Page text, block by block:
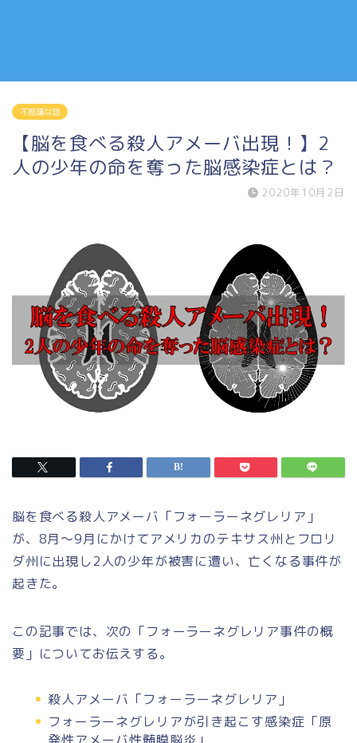
不思議な話
【脳を食べる殺人アメーバ出現！】2
人の少年の命を奪った脳感染症とは？
2020年10月2日
脳を食べる殺人アメーバ 「フォーラーネグレリア」
が、8月～9月にかけてアメリカのテキサス州とフロリ
ダ州に出現し2人の少年が被害に遭い、亡くなる事件が
起きた。
この記事では、次の「フォーラーネグレリア事件の概
要」についてお伝えする。
殺人アメーバ「フォーラーネグレリア」
フォーラーネグレリアが引き起こす感染症「原